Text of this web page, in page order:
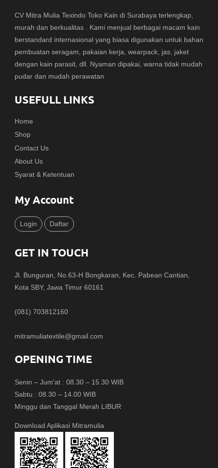
CV Mitra Mulia Texindo Toko Kain di Surabaya terlengkap,
murah dan berkualitas . Kami menjual berbagai macam kain
berstandard internasional yang biasa digunakan untuk bahan
pembuatan seragam, pakaian kerja, wearpack, jas, jaket
dengan kain parasit, dll. Nyaman dipakai, warna tidak mudah
pudar dan mudah perawatan
USEFULL LINKS
Home
Shop
Contact Us
About Us
Syarat & Ketentuan
My Account
Login Daftar
GET IN TOUCH
Jl. Bunguran, No.63-H Bongkaran, Kec. Pabean Cantian,
Kota SBY, Jawa Timur 60161
(081) 703812160
mitramuliatextile@gmail.com
OPENING TIME
Senin – Jum'at : 08.30 – 15.30 WIB
Sabtu : 08.30 – 14.00 WIB
Minggu dan Tanggal Merah LIBUR
Download Aplikasi Mitramulia